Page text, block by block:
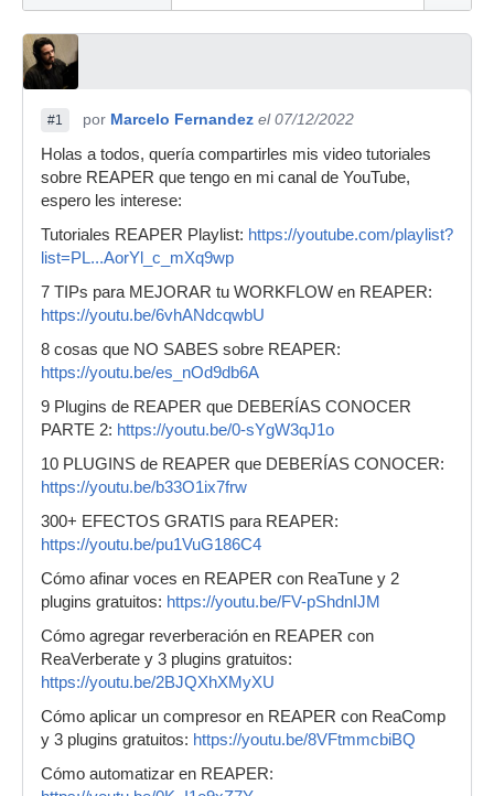
#1 por Marcelo Fernandez el 07/12/2022
Holas a todos, quería compartirles mis video tutoriales
sobre REAPER que tengo en mi canal de YouTube,
espero les interese:
Tutoriales REAPER Playlist: https://youtube.com/playlist?
list=PL...AorYl_c_mXq9wp
7 TIPs para MEJORAR tu WORKFLOW en REAPER:
https://youtu.be/6vhANdcqwbU
8 cosas que NO SABES sobre REAPER:
https://youtu.be/es_nOd9db6A
9 Plugins de REAPER que DEBERÍAS CONOCER
PARTE 2: https://youtu.be/0-sYgW3qJ1o
10 PLUGINS de REAPER que DEBERÍAS CONOCER:
https://youtu.be/b33O1ix7frw
300+ EFECTOS GRATIS para REAPER:
https://youtu.be/pu1VuG186C4
Cómo afinar voces en REAPER con ReaTune y 2
plugins gratuitos: https://youtu.be/FV-pShdnIJM
Cómo agregar reverberación en REAPER con
ReaVerberate y 3 plugins gratuitos:
https://youtu.be/2BJQXhXMyXU
Cómo aplicar un compresor en REAPER con ReaComp
y 3 plugins gratuitos: https://youtu.be/8VFtmmcbiBQ
Cómo automatizar en REAPER: